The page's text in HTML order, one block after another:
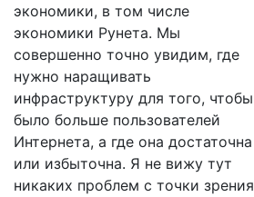
экономики, в том числе
экономики Рунета. Мы
совершенно точно увидим, где
нужно наращивать
инфраструктуру для того, чтобы
было больше пользователей
Интернета, а где она достаточна
или избыточна. Я не вижу тут
никаких проблем с точки зрения